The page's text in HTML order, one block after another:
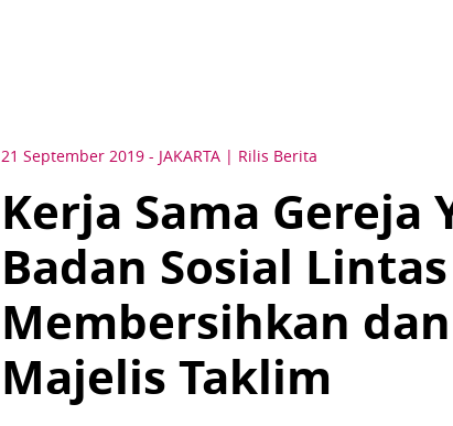
21 September 2019 - JAKARTA Rilis Berita
Kerja Sama Gereja
Badan Sosial
Membersihkan
Majelis Taklim